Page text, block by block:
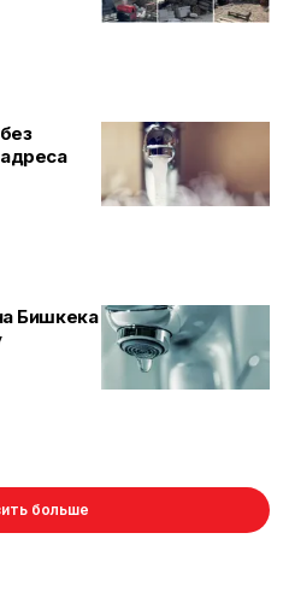
Бишкека
больше